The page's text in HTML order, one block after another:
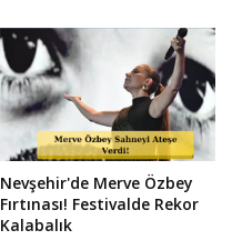
Nevşehir'de Merve Özbey
Fırtınası! Festivalde Rekor
Kalabalık